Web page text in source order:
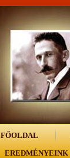
FŐOLDAL
EREDMÉNYEINK